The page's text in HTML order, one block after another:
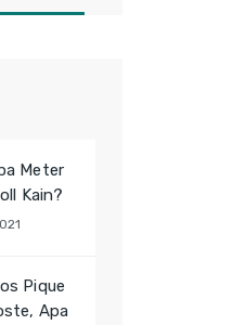
Meter
Kain?
Pique
Apa